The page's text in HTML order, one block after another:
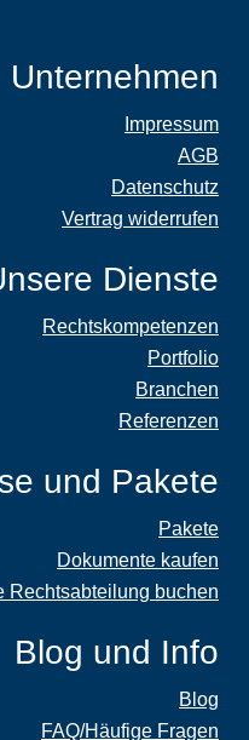
Unternehmen
Impressum
AGB
Datenschutz
Vertrag widerrufen
Dienste
Rechtskompetenzen
Portfolio
Branchen
Referenzen
und Pakete
Pakete
Dokumente kaufen
Rechtsabteilung buchen
Blog und Info
Blog
FAQ/Häufige Fragen